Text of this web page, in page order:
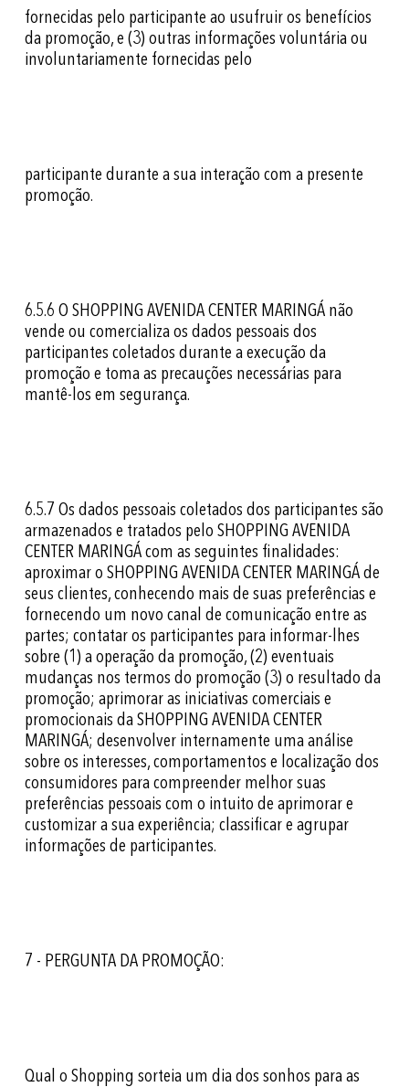
fornecidas pelo participante ao usufruir os benefícios
da promoção, e (3) outras informações voluntária ou
involuntariamente fornecidas pelo
participante durante a sua interação com a presente
promoção.
6.5.6O SHOPPING AVENIDA CENTER MARINGÁ não
vende ou comercializa os dados pessoais dos
participantes coletados durante a execução da
promoção e toma as precauções necessárias para
mantê-los em segurança.
6.5.7Os dados pessoais coletados dos participantes são
armazenados e tratados pelo SHOPPING AVENIDA
CENTER MARINGÁ com as seguintes finalidades:
aproximar o SHOPPING AVENIDA CENTER MARINGÁ de
seus clientes, conhecendo mais de suas preferências e
fornecendo um novo canal de comunicação entre as
partes; contatar os participantes para informar-lhes
sobre (1) a operação da promoção, (2) eventuais
mudanças nos termos do promoção (3) o resultado da
promoção; aprimorar as iniciativas comerciais e
promocionais da SHOPPING AVENIDA CENTER
MARINGÁ; desenvolver internamente uma análise
sobre os interesses, comportamentos e localização dos
consumidores para compreender melhor suas
preferências pessoais com o intuito de aprimorar e
customizar a sua experiência; classificar e agrupar
informações de participantes.
7 - PERGUNTA DA PROMOÇÃO:
Qual o Shopping sorteia um dia dos sonhos para as